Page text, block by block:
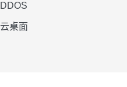
DDOS
云桌面